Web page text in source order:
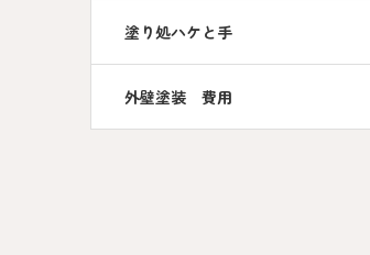
塗り処ハケと手
外壁塗装 費用